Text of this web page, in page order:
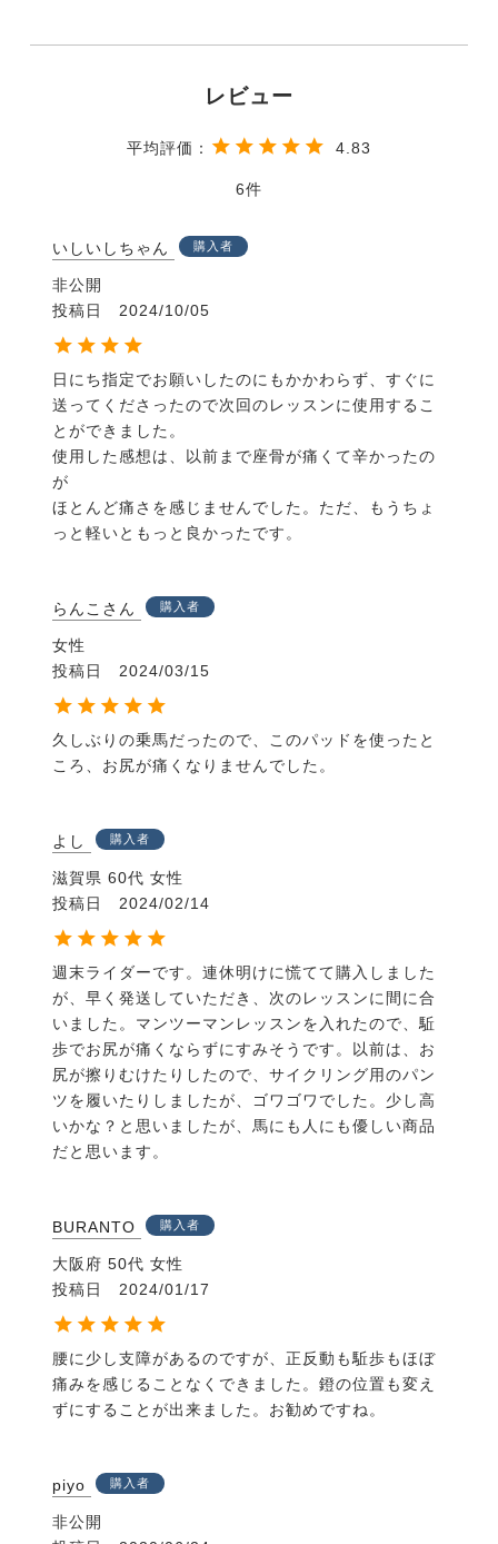
4.83
6
いしいしちゃん 購入者
非公開
投稿日
2024/10/05
日にち指定でお願いしたのにもかかわらず、すぐに
送ってくださったので次回のレッスンに使用するこ
とができました。
使用した感想は、以前まで座骨が痛くて辛かったの
が
ほとんど痛さを感じませんでした。ただ、もうちょ
っと軽いともっと良かったです。
らんこさん 購入者
女性
投稿日
2024/03/15
久しぶりの乗馬だったので、このパッドを使ったと
ころ、お尻が痛くなりませんでした。
よし 購入者
滋賀県 60代 女性
投稿日
2024/02/14
週末ライダーです。連休明けに慌てて購入しました
が、早く発送していただき、次のレッスンに間に合
いました。マンツーマンレッスンを入れたので、駈
歩でお尻が痛くならずにすみそうです。以前は、お
尻が擦りむけたりしたので、サイクリング用のパン
ツを履いたりしましたが、ゴワゴワでした。少し高
いかな？と思いましたが、馬にも人にも優しい商品
だと思います。
BURANTO 購入者
大阪府 50代 女性
投稿日
2024/01/17
腰に少し支障があるのですが、正反動も駈歩もほぼ
痛みを感じることなくできました。鐙の位置も変え
ずにすることが出来ました。お勧めですね。
piyo 購入者
非公開